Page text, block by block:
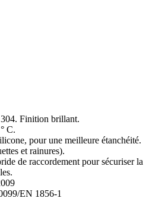
Finition brillant.
C.
pour une meilleure étanchéité.
et rainures).
de raccordement pour sécuriser la
EN 1856-1